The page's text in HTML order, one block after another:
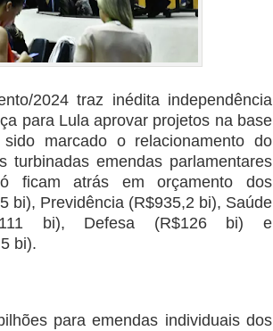
2024 traz inédita independência
para Lula aprovar projetos na base
marcado o relacionamento do
turbinadas emendas parlamentares
ficam atrás em orçamento dos
bi), Previdência (R$935,2 bi), Saúde
bi), Defesa (R$126 bi) e
bi).
para emendas individuais dos